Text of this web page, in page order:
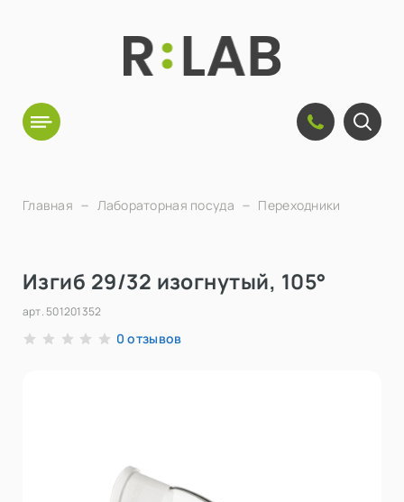
Главная Лабораторная посуда Переходники
Изгиб 29/32 изогнутый, 105°
арт. 501201352
0 отзывов